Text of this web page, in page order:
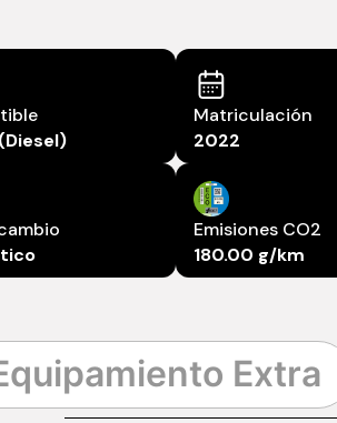
Matriculación
2022
Emisiones CO2
180.00 g/km
Extra